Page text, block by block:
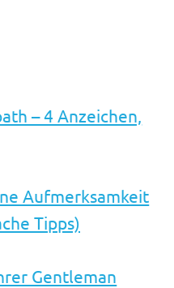
– 4 Anzeichen,
Aufmerksamkeit
Tipps)
Gentleman